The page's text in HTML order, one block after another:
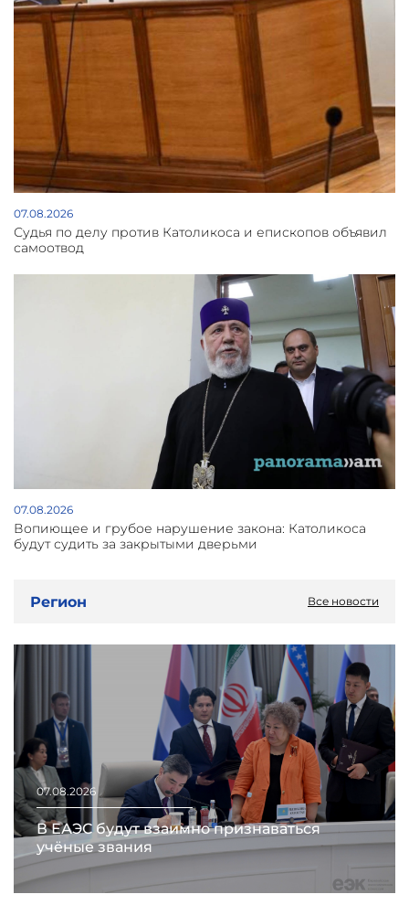
07.08.2026
Судья по делу против Католикоса и епископов объявил
самоотвод
07.08.2026
Вопиющее и грубое нарушение закона: Католикоса
будут судить за закрытыми дверьми
Регион Все новости
07.08.2026
В ЕАЭС будут взаимно признаваться
учёные звания